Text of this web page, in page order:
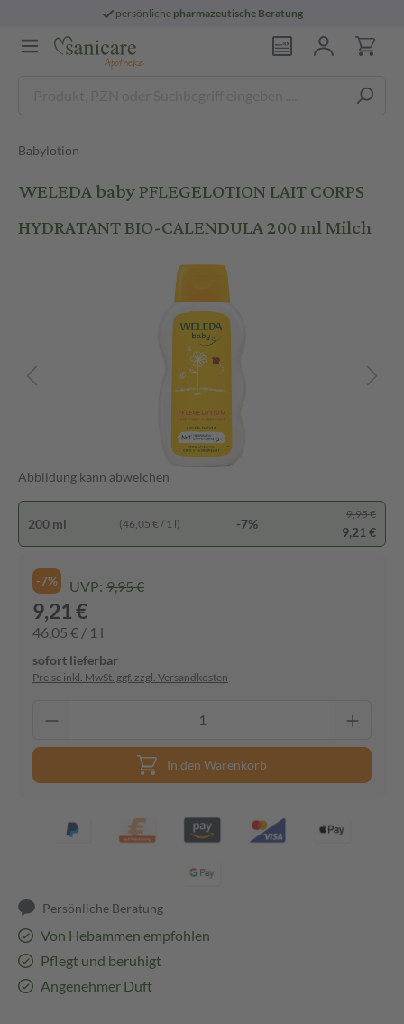
persönliche pharmazeutische Beratung
Babylotion
WELEDA baby PFLEGELOTION LAIT CORPS
HYDRATANT BIO-CALENDULA 200 ml Milch
Abbildung kann abweichen
200 ml (46,05 € / 1 l) -7%
9,95 €
9,21 €
-7% UVP: 9,95 €
9,21 €
46,05 € / 1 l
sofort lieferbar
Preise inkl. MwSt. ggf. zzgl. Versandkosten
In den Warenkorb
Persönliche Beratung
Von Hebammen empfohlen
Pflegt und beruhigt
Angenehmer Duft